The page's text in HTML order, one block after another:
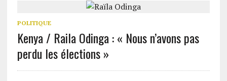
POLITIQUE
Kenya / Raila Odinga : « Nous n’avons pas
perdu les élections »